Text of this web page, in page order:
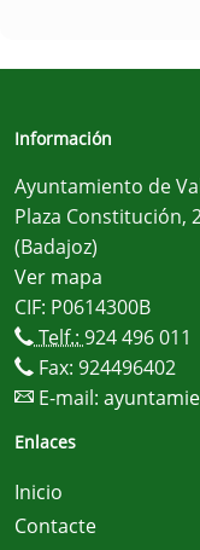
Información
Ayuntamiento de
Plaza Constitución,
(Badajoz)
Ver mapa
CIF: P0614300B
Telf.: 924 496 011
Fax: 924496402
E-mail:
Enlaces
Inicio
Contacte